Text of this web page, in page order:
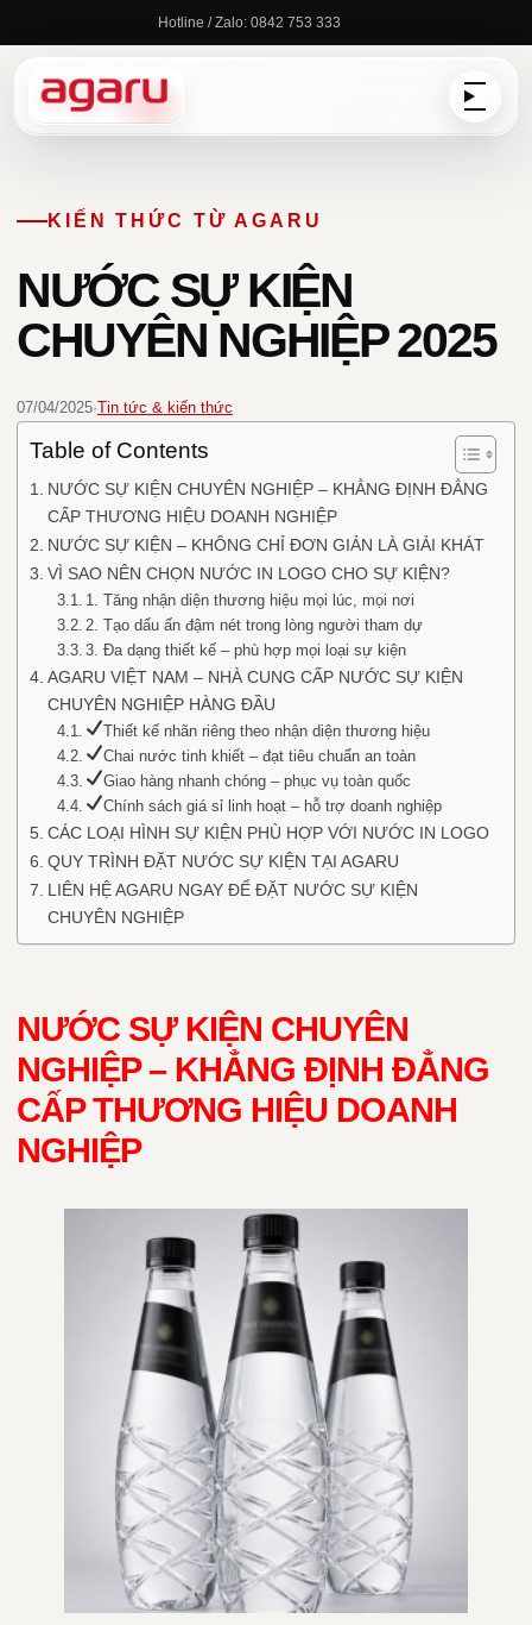
nội
Hotline / Zalo: 0842 753 333
KIẾN THỨC TỪ AGARU
NƯỚC SỰ KIỆN
CHUYÊN NGHIỆP 2025
07/04/2025·Tin tức & kiến thức
Table of Contents
NƯỚC SỰ KIỆN CHUYÊN NGHIỆP – KHẲNG ĐỊNH ĐẲNG
CẤP THƯƠNG HIỆU DOANH NGHIỆP
NƯỚC SỰ KIỆN – KHÔNG CHỈ ĐƠN GIẢN LÀ GIẢI KHÁT
VÌ SAO NÊN CHỌN NƯỚC IN LOGO CHO SỰ KIỆN?
1. Tăng nhận diện thương hiệu mọi lúc, mọi nơi
2. Tạo dấu ấn đậm nét trong lòng người tham dự
3. Đa dạng thiết kế – phù hợp mọi loại sự kiện
AGARU VIỆT NAM – NHÀ CUNG CẤP NƯỚC SỰ KIỆN
CHUYÊN NGHIỆP HÀNG ĐẦU
Thiết kế nhãn riêng theo nhận diện thương hiệu
Chai nước tinh khiết – đạt tiêu chuẩn an toàn
Giao hàng nhanh chóng – phục vụ toàn quốc
Chính sách giá sỉ linh hoạt – hỗ trợ doanh nghiệp
CÁC LOẠI HÌNH SỰ KIỆN PHÙ HỢP VỚI NƯỚC IN LOGO
QUY TRÌNH ĐẶT NƯỚC SỰ KIỆN TẠI AGARU
LIÊN HỆ AGARU NGAY ĐỂ ĐẶT NƯỚC SỰ KIỆN
CHUYÊN NGHIỆP
NƯỚC SỰ KIỆN CHUYÊN
NGHIỆP – KHẲNG ĐỊNH ĐẲNG
CẤP THƯƠNG HIỆU DOANH
NGHIỆP